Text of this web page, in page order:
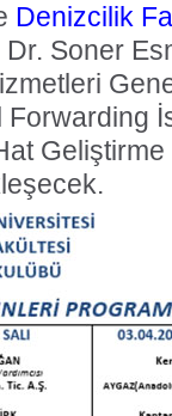
Denizcilik
Soner